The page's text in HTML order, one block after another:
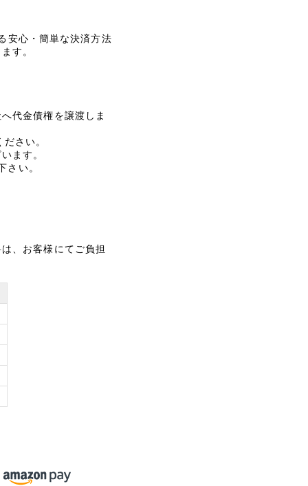
安心・簡単な決済方法
す。
代金債権を譲渡しま
さい。
ます。
い。
、お客様にてご負担